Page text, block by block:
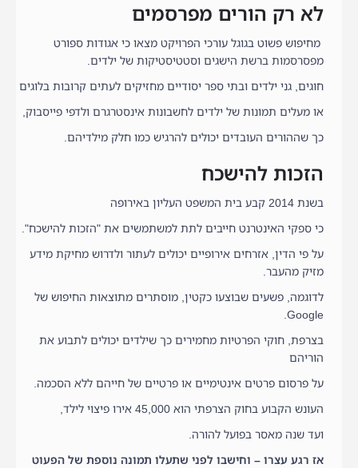
לא רק הורים מפרסמים
מחיפוש פשוט בגוגל עורכי הפרויקט מצאו כי אגודות ספורט
מפסרסמות ברשת הישגים וסטטיסטיקות של ילדים.
חוגים, גני ילדים ובתי ספר יסודיים מחזיקים לעתים קרובות בלוגים
או מעלים תמונות של ילדים לחשבונות אינסטרגרם ולדפי פייסבוק,
כך שההורים העובדים יכולים להרגיש כמו חלק מילדיהם.
הזכות להישכח
בשנת 2014 קבע בית המשפט העליון באירופה
כי ספקי האינטרנט חייבים לתת למשתמשים את "הזכות להישכח".
על פי הדין, אזרחים אירופיים יכולים לעתור ולדרוש מחיקת מידע
מזיק מהעבר.
לדוגמה, פשעים שבוצעו כקטין, מוסתרים מתוצאות החיפוש של
Google.
בצרפת, חוקי הפרטיות מחמירים כך שילדים יכולים לתבוע את
הוריהם
על פרסום פרטים אינטימיים או פרטיים של חייהם ללא הסכמה.
העונש הקבוע בחוק הצרפתי הוא 45,000 אירו פיצוי לילד,
ועד שנה מאסר בפועל להורה.
אז רגע עצרו – וחישבו לפני שתעלו תמונה נוספת של הפעוט